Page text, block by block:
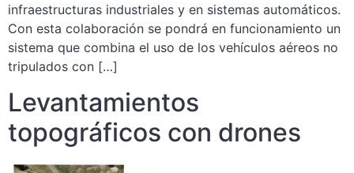
infraestructuras industriales y en sistemas automáticos.
Con esta colaboración se pondrá en funcionamiento un
sistema que combina el uso de los vehículos aéreos no
tripulados con […]
Levantamientos
topográficos con drones